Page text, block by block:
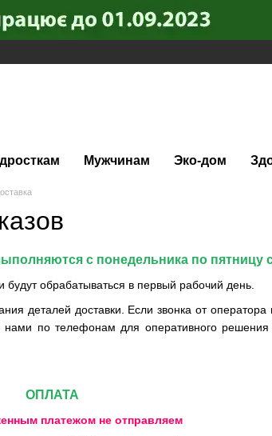
Мужчинам Эко-дом
с понедельника по пятницу
обрабатываться в первый рабочий день.
деталей доставки. Если звонка от
по телефонам для оперативного
ОПЛАТА
платежом не отправляем